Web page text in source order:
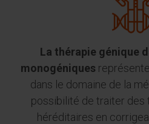
La thérapie génique
monogéniques
dans le domaine de la
possibilité de traiter des
héréditaires en